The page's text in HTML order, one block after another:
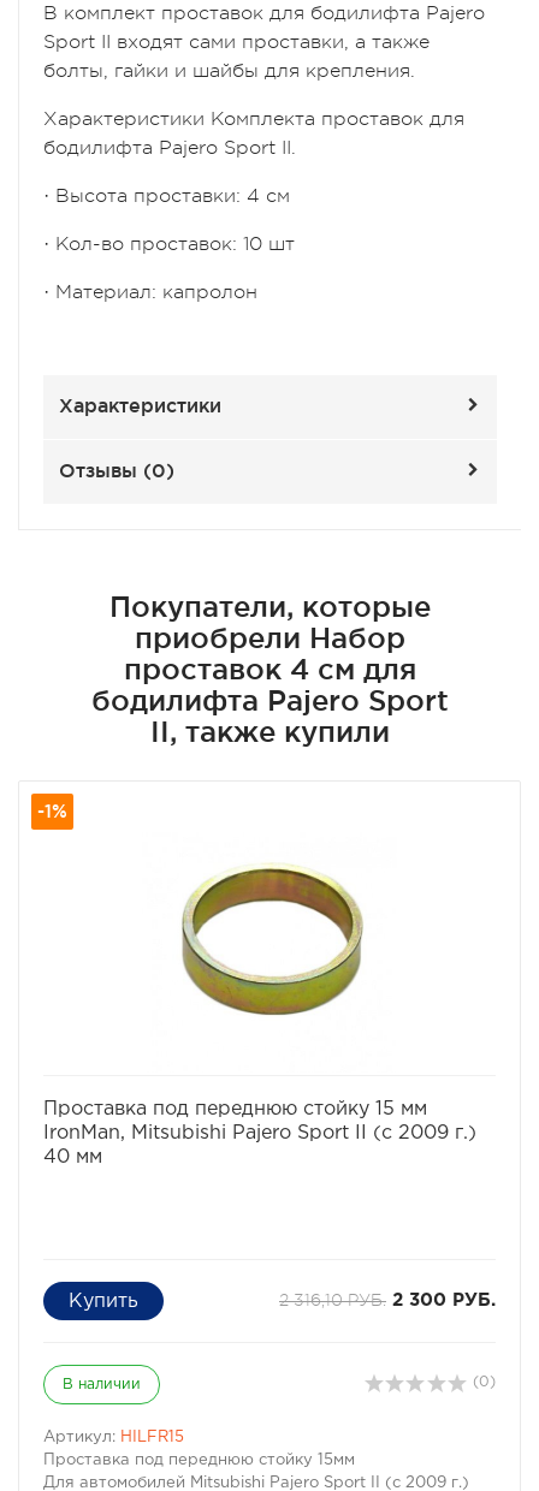
В комплект проставок для бодилифта Pajero
Sport II входят сами проставки, а также
болты, гайки и шайбы для крепления.
Характеристики Комплекта проставок для
бодилифта Pajero Sport II.
· Высота проставки: 4 см
· Кол-во проставок: 10 шт
· Материал: капролон
Характеристики
Отзывы (0)
Покупатели, которые
приобрели Набор
проставок 4 см для
бодилифта Pajero Sport
II, также купили
-1%
Проставка под переднюю стойку 15 мм
IronMan, Mitsubishi Pajero Sport II (с 2009 г.)
40 мм
2 316,10 РУБ. 2 300 РУБ.
В наличии (0)
Артикул: HILFR15
Проставка под переднюю стойку 15мм
Для автомобилей Mitsubishi Pajero Sport II (с 2009 г.)